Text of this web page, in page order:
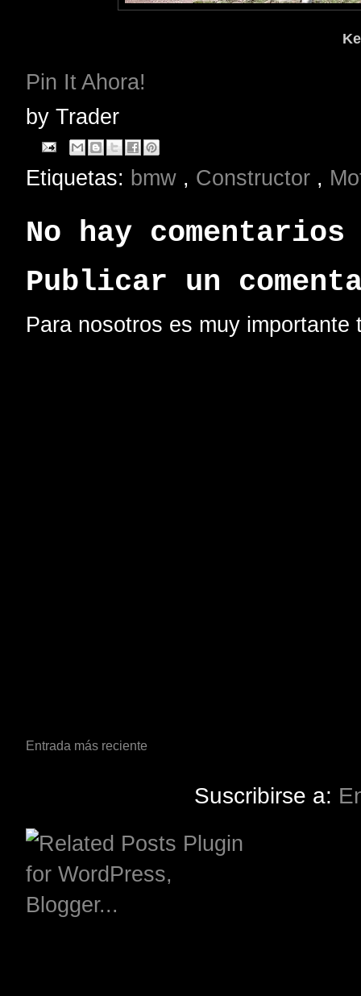
Pin It Ahora!
by Trader
Etiquetas: bmw , Constructor ,
No hay
Publicar un
Para nosotros es muy
Entrada más reciente
Suscribirse a: